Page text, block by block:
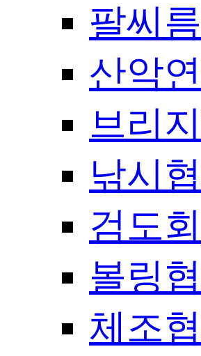
팔씨
산악
브리
낚시
검도회
볼링
체조